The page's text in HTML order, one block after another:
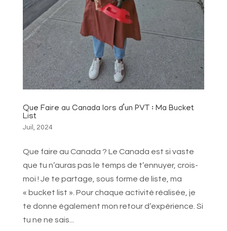
Que Faire au Canada lors d’un PVT : Ma Bucket
List
Juil, 2024
Que faire au Canada ? Le Canada est si vaste
que tu n’auras pas le temps de t’ennuyer, crois-
moi ! Je te partage, sous forme de liste, ma
« bucket list ». Pour chaque activité réalisée, je
te donne également mon retour d’expérience. Si
tu ne ne sais...